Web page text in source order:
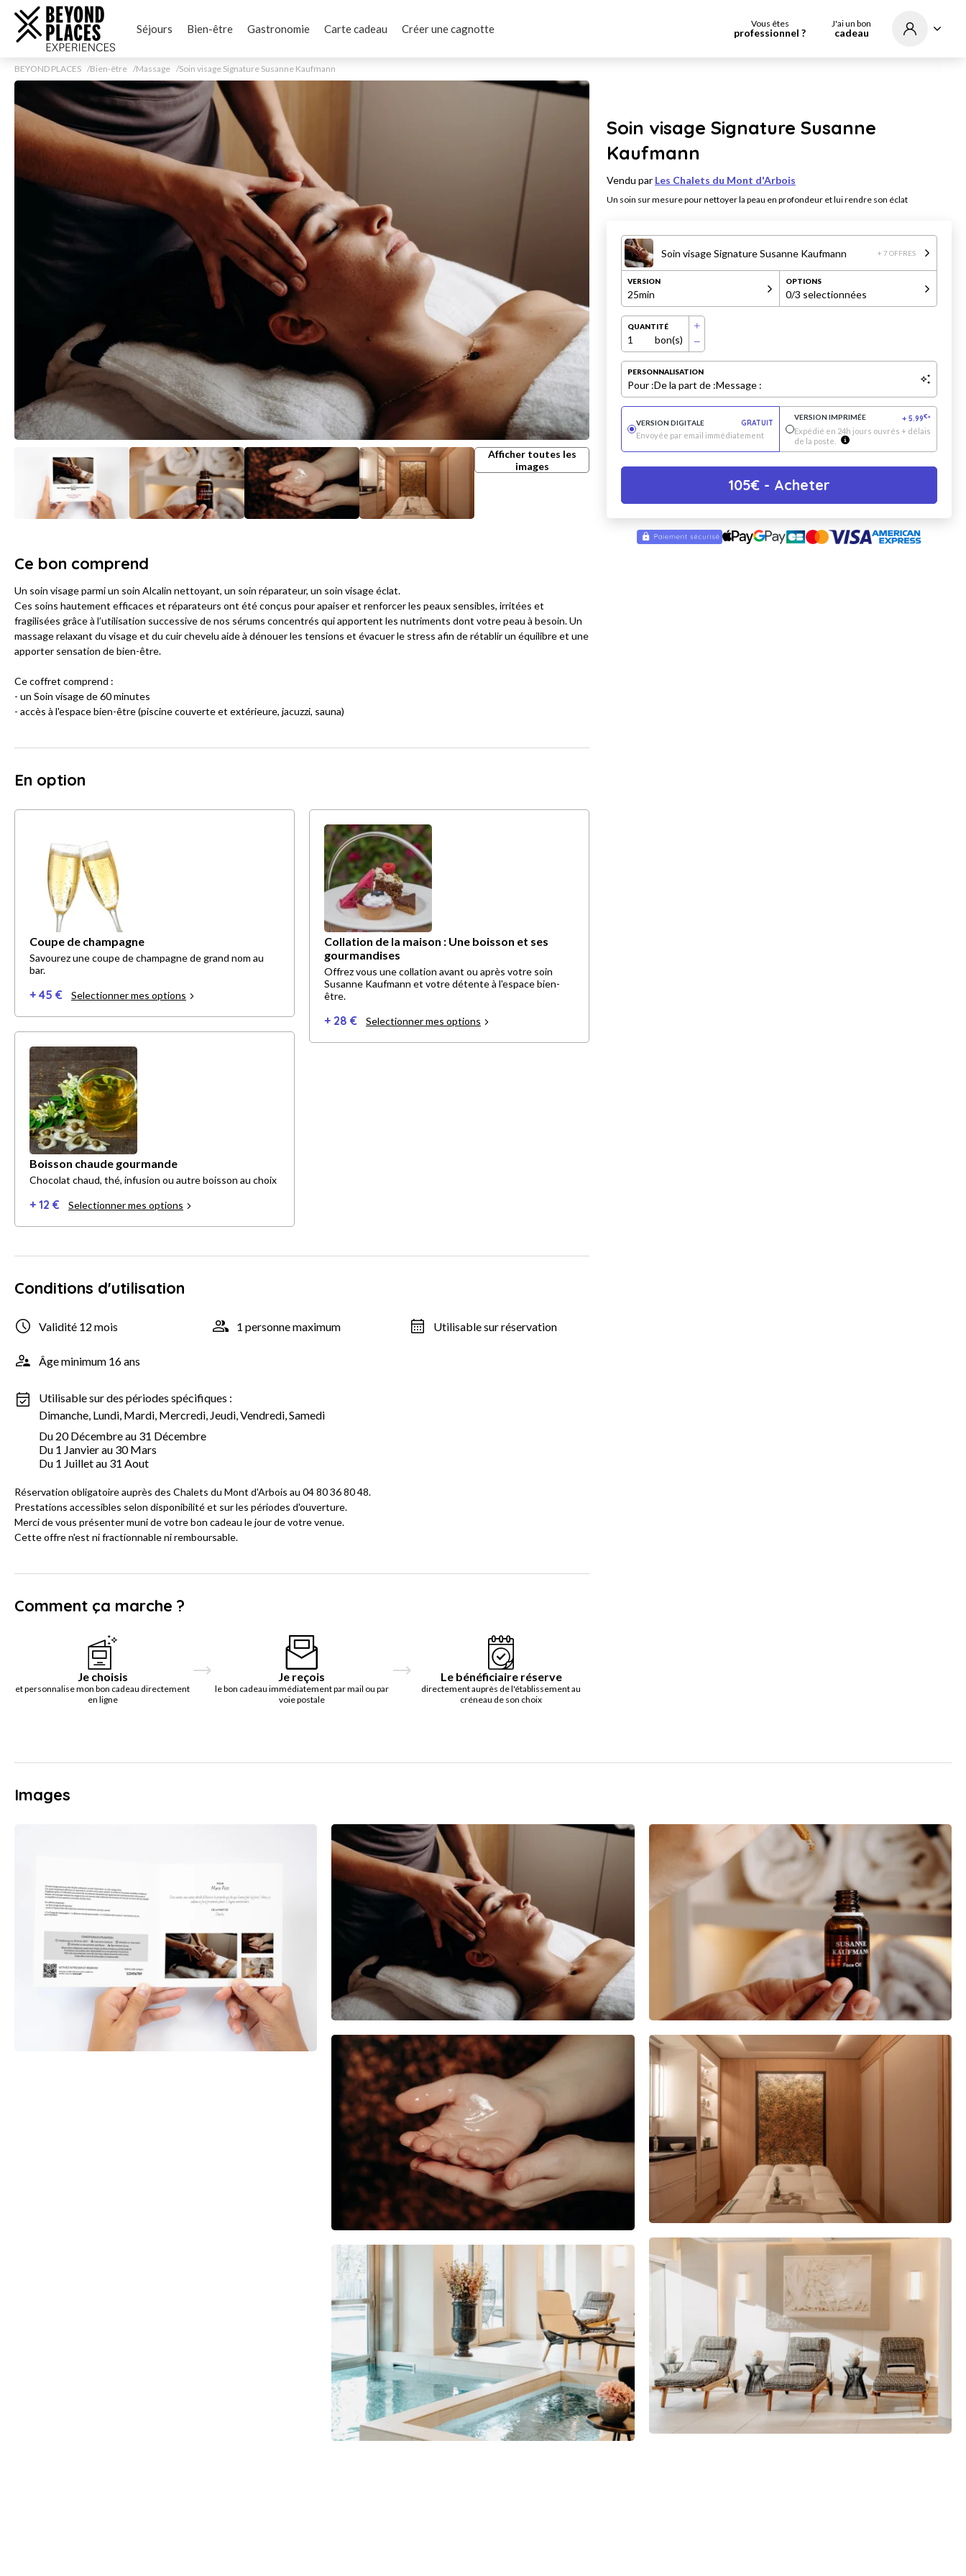
Séjours Bien-être Gastronomie Carte cadeau Créer une cagnotte Vous êtes
professionnel ?
J'ai un bon
cadeau
BEYOND PLACES Bien-être Massage Soin visage Signature Susanne Kaufmann
Afficher toutes les
images
Soin visage Signature Susanne
Kaufmann
Vendu par Les Chalets du Mont d'Arbois
Un soin sur mesure pour nettoyer la peau en profondeur et lui rendre son éclat
Soin visage Signature Susanne Kaufmann + 7 OFFRES
VERSION
25min
OPTIONS
0/3 selectionnées
QUANTITÉ
1 bon(s)
PERSONNALISATION
Pour :De la part de :Message :
VERSION DIGITALE
GRATUIT
Envoyée par email immédiatement
VERSION IMPRIMÉE + 5.99€*
Expédié en 24h jours ouvrés + délais
de la poste.
105€ - Acheter
Ce bon comprend
Un soin visage parmi un soin Alcalin nettoyant, un soin réparateur, un soin visage éclat.
Ces soins hautement efficaces et réparateurs ont été conçus pour apaiser et renforcer les peaux sensibles, irritées et
fragilisées grâce à l’utilisation successive de nos sérums concentrés qui apportent les nutriments dont votre peau à besoin. Un
massage relaxant du visage et du cuir chevelu aide à dénouer les tensions et évacuer le stress afin de rétablir un équilibre et une
apporter sensation de bien-être.
Ce coffret comprend :
- un Soin visage de 60 minutes
- accès à l'espace bien-être (piscine couverte et extérieure, jacuzzi, sauna)
En option
Coupe de champagne
Savourez une coupe de champagne de grand nom au
bar.
+ 45 € Selectionner mes options
Boisson chaude gourmande
Chocolat chaud, thé, infusion ou autre boisson au choix
+ 12 € Selectionner mes options
Collation de la maison : Une boisson et ses
gourmandises
Offrez vous une collation avant ou après votre soin
Susanne Kaufmann et votre détente à l'espace bien-
être.
+ 28 € Selectionner mes options
Conditions d'utilisation
Validité 12 mois 1 personne maximum Utilisable sur réservation
Âge minimum 16 ans
Utilisable sur des périodes spécifiques :
Dimanche, Lundi, Mardi, Mercredi, Jeudi, Vendredi, Samedi
Du 20 Décembre au 31 Décembre
Du 1 Janvier au 30 Mars
Du 1 Juillet au 31 Aout
Réservation obligatoire auprès des Chalets du Mont d'Arbois au 04 80 36 80 48.
Prestations accessibles selon disponibilité et sur les périodes d'ouverture.
Merci de vous présenter muni de votre bon cadeau le jour de votre venue.
Cette offre n'est ni fractionnable ni remboursable.
Comment ça marche ?
Je choisis
et personnalise mon bon cadeau directement
en ligne
Je reçois
le bon cadeau immédiatement par mail ou par
voie postale
Le bénéficiaire réserve
directement auprès de l'établissement au
créneau de son choix
Images